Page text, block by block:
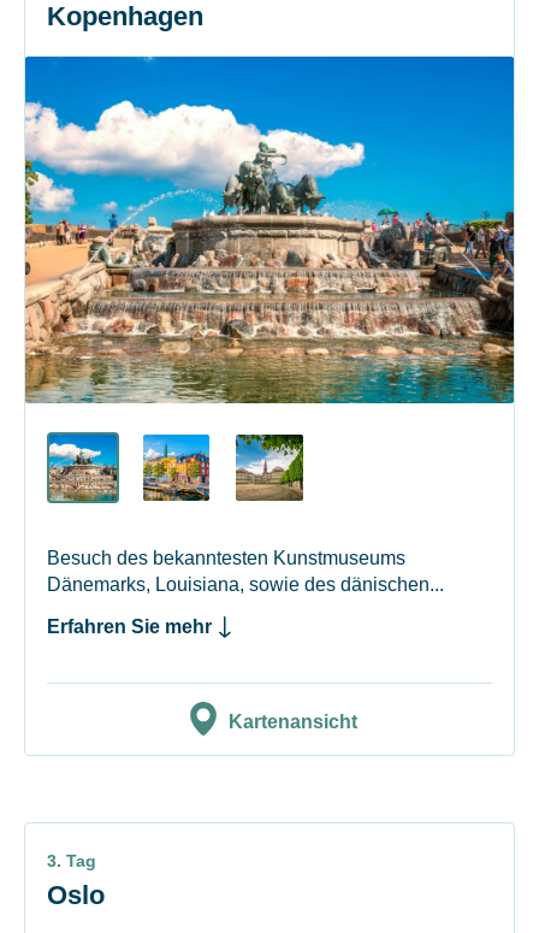
Kopenhagen
Besuch des bekanntesten Kunstmuseums
Dänemarks, Louisiana, sowie des dänischen...
Erfahren Sie mehr
Kartenansicht
3. Tag
Oslo